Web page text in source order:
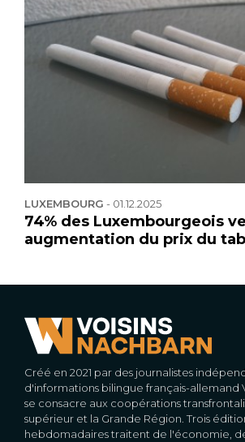
LUXEMBOURG - 01.12.2025
74% des Luxembourgeois
augmentation du prix du
Créé en 2021 par des journalistes
d'informations bilingue français-allemand
se consacre aux coopérations
supérieur et la Grande Région. Trois
hebdomadaires traitent de l'économie,